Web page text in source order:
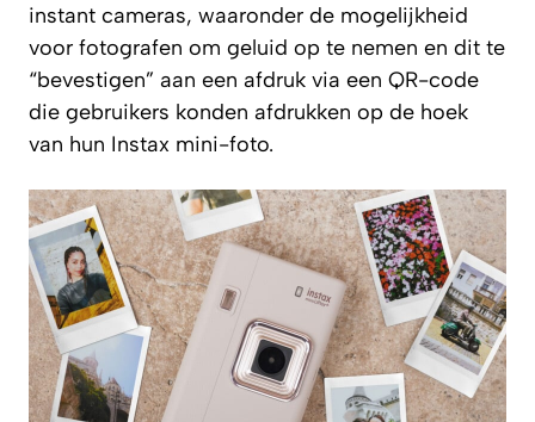
instant cameras, waaronder de mogelijkheid
voor fotografen om geluid op te nemen en dit te
“bevestigen” aan een afdruk via een QR-code
die gebruikers konden afdrukken op de hoek
van hun Instax mini-foto.